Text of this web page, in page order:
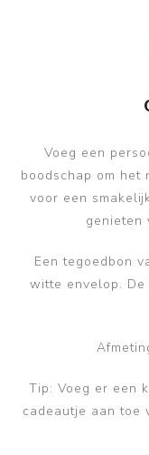
Voeg een
boodschap om het
voor een
genieten
Een tegoedbon
witte envelop.
Tip: Voeg er een
cadeautje aan toe